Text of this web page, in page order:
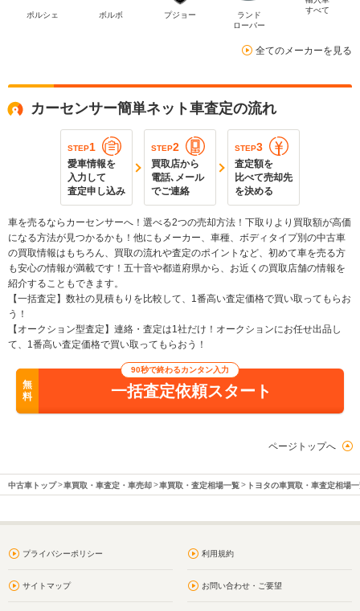
ポルシェ ボルボ プジョー
ランド
ローバー
すべて
全てのメーカーを見る
カーセンサー簡単ネット車査定の流れ
STEP1
愛車情報を
入力して
査定申し込み
STEP2
買取店から
電話､メール
でご連絡
STEP3
査定額を
比べて売却先
を決める
車を売るならカーセンサーへ！選べる2つの売却方法！下取りより買取額が高価
になる方法が見つかるかも！他にもメーカー、車種、ボディタイプ別の中古車
の買取情報はもちろん、買取の流れや査定のポイントなど、初めて車を売る方
も安心の情報が満載です！五十音や都道府県から、お近くの買取店舗の情報を
紹介することもできます。
【一括査定】数社の見積もりを比較して、1番高い査定価格で買い取ってもらお
う！
【オークション型査定】連絡・査定は1社だけ！オークションにお任せ出品し
て、1番高い査定価格で買い取ってもらおう！
無
料
90秒で終わるカンタン入力
一括査定依頼スタート
ページトップへ
中古車トップ 車買取・車査定・車売却 車買取・査定相場一覧 トヨタの車買取・車査定相場
プライバシーポリシー 利用規約
サイトマップ お問い合わせ・ご要望